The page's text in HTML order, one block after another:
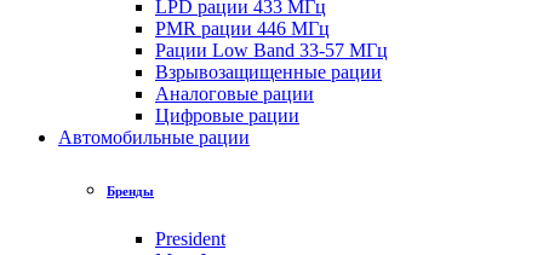
LPD рации 433 МГц
PMR рации 446 МГц
Рации Low Band 33-57 МГц
Взрывозащищенные рации
Аналоговые рации
Цифровые рации
Автомобильные рации
Бренды
President